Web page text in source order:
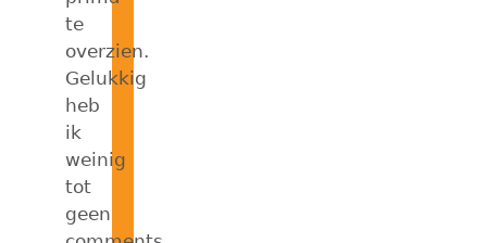
te
overzien.
Gelukkig
heb
ik
weinig
tot
geen